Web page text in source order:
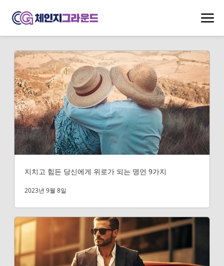
지치고 힘든 당신에게 위로가 되는 명언 9가지
2023년 9월 8일